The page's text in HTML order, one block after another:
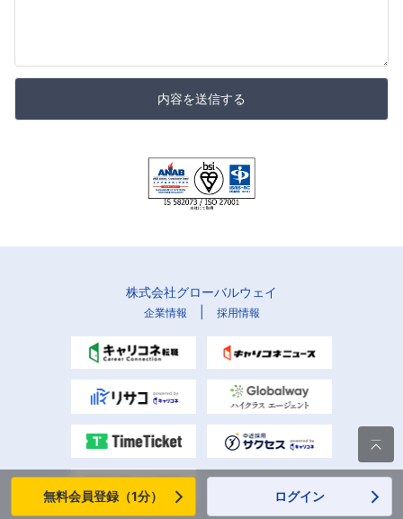
内容を送信する
株式会社グローバルウェイ
企業情報 採用情報

無料会員登録（1分） ログイン